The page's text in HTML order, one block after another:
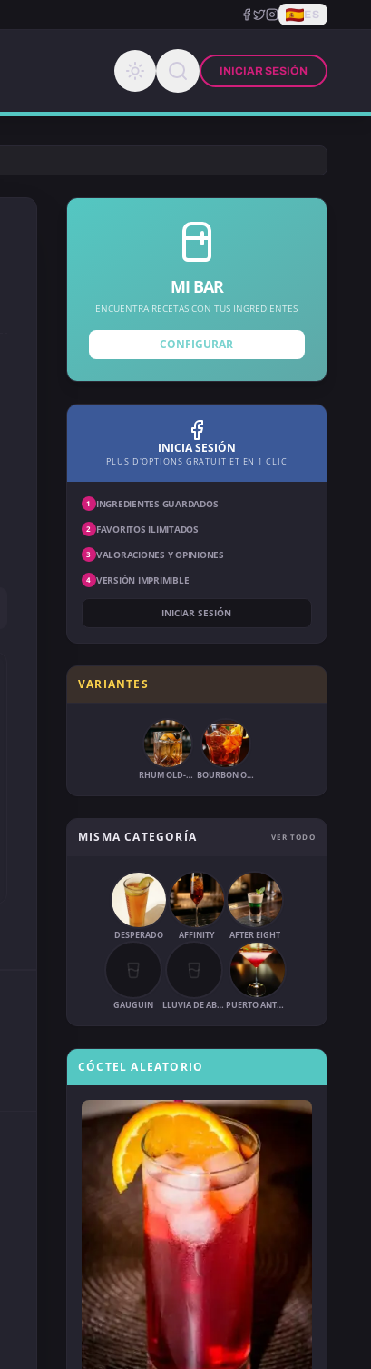
ES
INICIAR SESIÓN
MI BAR
ENCUENTRA RECETAS CON TUS INGREDIENTES
CONFIGURAR
INICIA SESIÓN
PLUS D'OPTIONS GRATUIT ET EN 1 CLIC
1 INGREDIENTES GUARDADOS
2 FAVORITOS ILIMITADOS
3 VALORACIONES Y OPINIONES
4 VERSIÓN IMPRIMIBLE
INICIAR SESIÓN
VARIANTES
RHUM OLD-FASHIONED BOURBON OLD-FASHIONED
MISMA CATEGORÍA VER TODO
DESPERADO AFFINITY AFTER EIGHT
GAUGUIN LLUVIA DE ABRIL PUERTO ANTONIO
CÓCTEL ALEATORIO